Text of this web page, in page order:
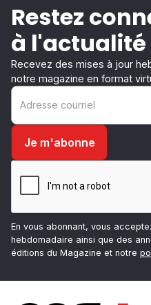
Restez
à
Recevez des mises à jour
notre magazine en format
En vous abonnant, vous
hebdomadaire ainsi que des
éditions du Magazine et notre